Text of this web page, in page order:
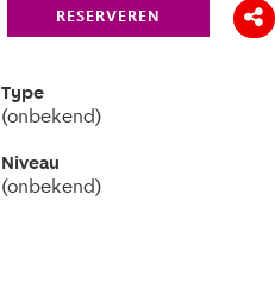
RESERVEREN
Type
(onbekend)
Niveau
(onbekend)